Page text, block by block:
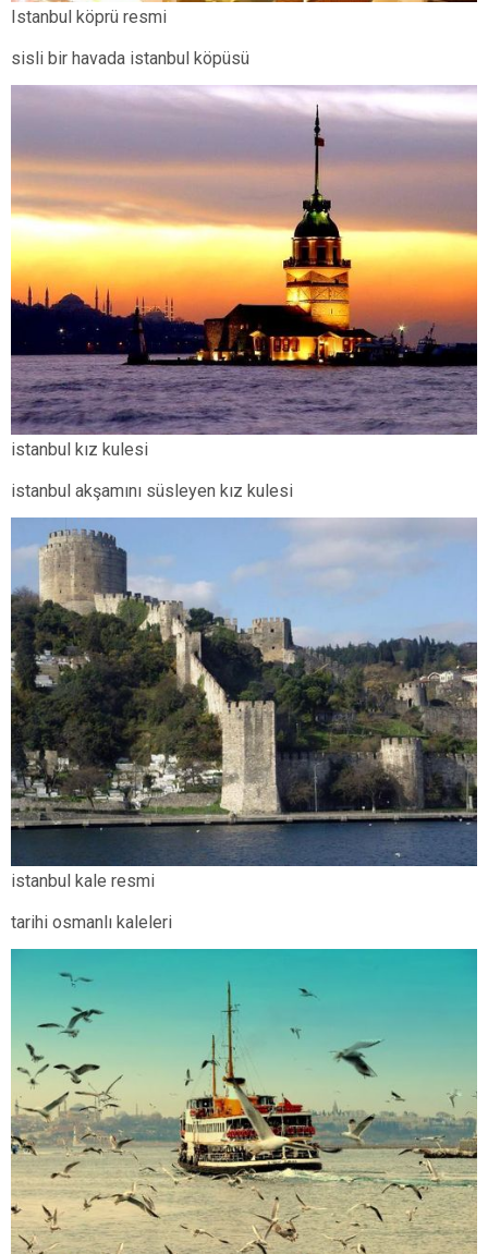
Istanbul köprü resmi
sisli bir havada istanbul köpüsü
istanbul kız kulesi
istanbul akşamını süsleyen kız kulesi
istanbul kale resmi
tarihi osmanlı kaleleri